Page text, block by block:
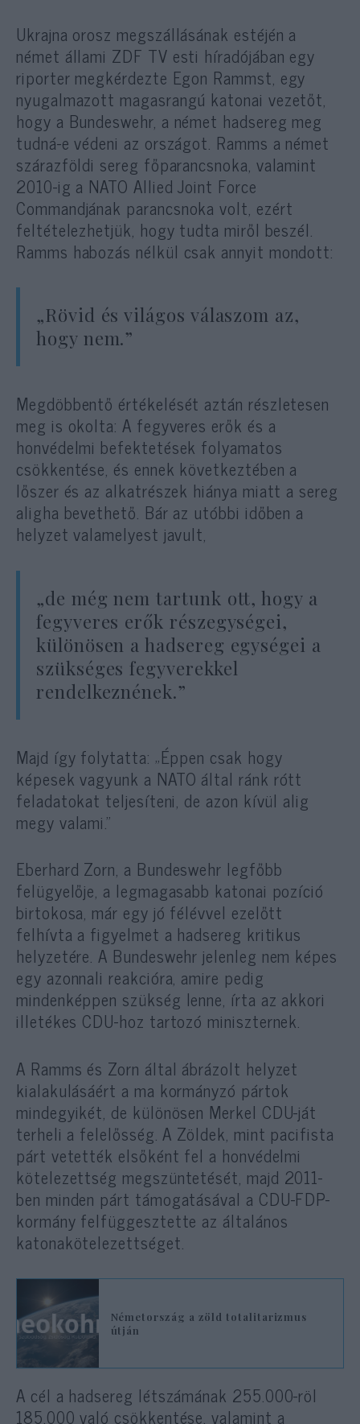
Ukrajna orosz megszállásának estéjén a
német állami ZDF TV esti híradójában egy
riporter megkérdezte Egon Rammst, egy
nyugalmazott magasrangú katonai vezetőt,
hogy a Bundeswehr, a német hadsereg meg
tudná-e védeni az országot. Ramms a német
szárazföldi sereg főparancsnoka, valamint
2010-ig a NATO Allied Joint Force
Commandjának parancsnoka volt, ezért
feltételezhetjük, hogy tudta miről beszél.
Ramms habozás nélkül csak annyit mondott:
„Rövid és világos válaszom az,
hogy nem.”
Megdöbbentő értékelését aztán részletesen
meg is okolta: A fegyveres erők és a
honvédelmi befektetések folyamatos
csökkentése, és ennek következtében a
lőszer és az alkatrészek hiánya miatt a sereg
aligha bevethető. Bár az utóbbi időben a
helyzet valamelyest javult,
„de még nem tartunk ott, hogy a
fegyveres erők részegységei,
különösen a hadsereg egységei a
szükséges fegyverekkel
rendelkeznének.”
Majd így folytatta: „Éppen csak hogy
képesek vagyunk a NATO által ránk rótt
feladatokat teljesíteni, de azon kívül alig
megy valami.”
Eberhard Zorn, a Bundeswehr legfőbb
felügyelője, a legmagasabb katonai pozíció
birtokosa, már egy jó félévvel ezelőtt
felhívta a figyelmet a hadsereg kritikus
helyzetére. A Bundeswehr jelenleg nem képes
egy azonnali reakcióra, amire pedig
mindenképpen szükség lenne, írta az akkori
illetékes CDU-hoz tartozó miniszternek.
A Ramms és Zorn által ábrázolt helyzet
kialakulásáért a ma kormányzó pártok
mindegyikét, de különösen Merkel CDU-ját
terheli a felelősség. A Zöldek, mint pacifista
párt vetették elsőként fel a honvédelmi
kötelezettség megszüntetését, majd 2011-
ben minden párt támogatásával a CDU-FDP-
kormány felfüggesztette az általános
katonakötelezettséget.
Németország a zöld totalitarizmus
útján
A cél a hadsereg létszámának 255.000-röl
185.000 való csökkentése, valamint a